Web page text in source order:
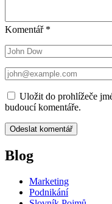
Komentář *
Uložit do prohlížeče
budoucí komentáře.
Blog
Marketing
Podnikání